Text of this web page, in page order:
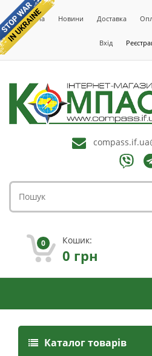
Головна Новини Доставка
Вхід
0 Кошик:
0 грн
Каталог товарів